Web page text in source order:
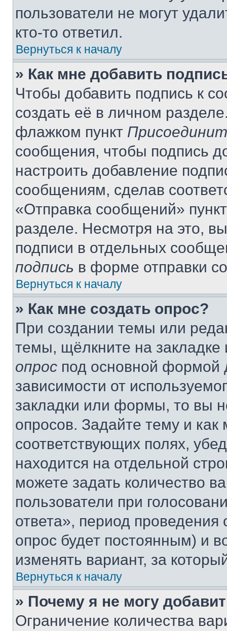
пользователи не могут
кто-то ответил.
Вернуться к началу
» Как мне добавить
Чтобы добавить подпись к
создать её в личном
флажком пункт
сообщения, чтобы подпись
настроить добавление
сообщениям, сделав
«Отправка сообщений»
разделе. Несмотря на это,
подписи в отдельных
подпись в форме отправки
Вернуться к началу
» Как мне создать опрос?
При создании темы или
темы, щёлкните на
опрос под основной формой
зависимости от
закладки или формы, то вы
опросов. Задайте тему и
соответствующих полях,
находится на отдельной
можете задать количество
пользователи при
ответа», период проведения
опрос будет постоянным) и
изменять вариант, за
Вернуться к началу
» Почему я не могу
Ограничение количества